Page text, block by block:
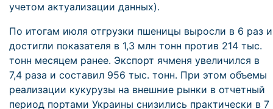
учетом актуализации данных).
По итогам июля отгрузки пшеницы выросли в 6 раз и
достигли показателя в 1,3 млн тонн против 214 тыс.
тонн месяцем ранее. Экспорт ячменя увеличился в
7,4 раза и составил 956 тыс. тонн. При этом объемы
реализации кукурузы на внешние рынки в отчетный
период портами Украины снизились практически в 7